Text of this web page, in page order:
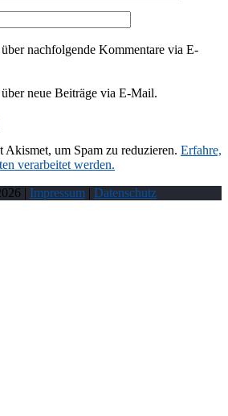
nachfolgende Kommentare via E-
neue Beiträge via E-Mail.
Akismet, um Spam zu reduzieren. Erfahre,
verarbeitet werden.
| Impressum | Datenschutz